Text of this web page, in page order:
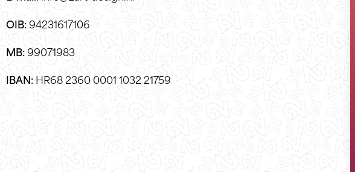
OIB:94231617106
MB:99071983
IBAN:HR68 2360 0001 1032 21759